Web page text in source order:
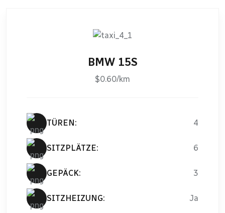
BMW 15S
$0.60/km
TÜREN: 4
SITZPLÄTZE: 6
GEPÄCK: 3
SITZHEIZUNG: Ja